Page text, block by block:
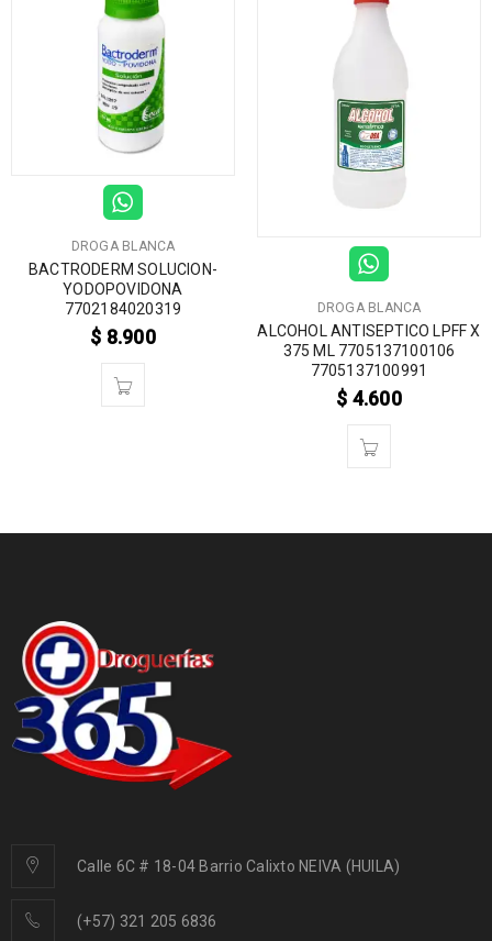
DROGA BLANCA
BACTRODERM SOLUCION-
YODOPOVIDONA
7702184020319
$ 8.900
DROGA BLANCA
ALCOHOL ANTISEPTICO LPFF X
375 ML 7705137100106
7705137100991
$ 4.600
Calle 6C # 18-04 Barrio Calixto NEIVA (HUILA)
(+57) 321 205 6836